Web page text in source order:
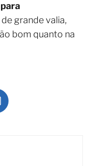
grande valia,
bom quanto na